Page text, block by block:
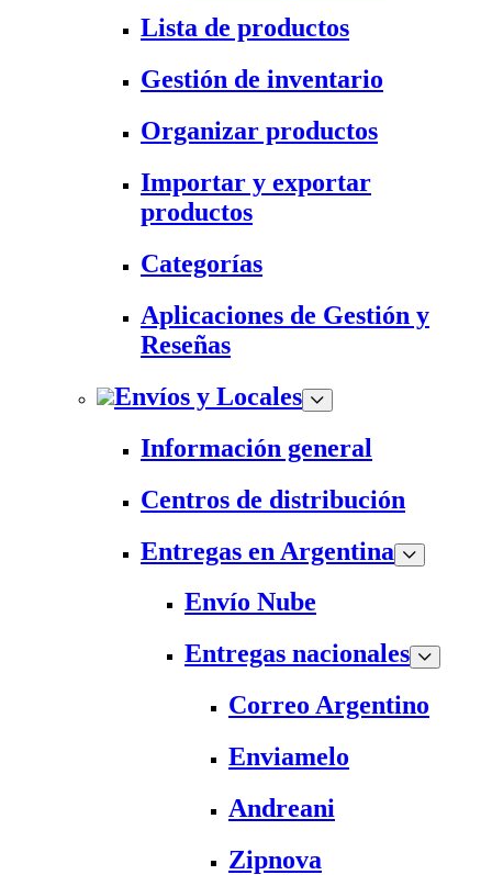
Lista de productos
Gestión de inventario
Organizar productos
Importar y exportar
productos
Categorías
Aplicaciones de Gestión y
Reseñas
Envíos y Locales
Información general
Centros de distribución
Entregas en Argentina
Envío Nube
Entregas nacionales
Correo Argentino
Enviamelo
Andreani
Zipnova